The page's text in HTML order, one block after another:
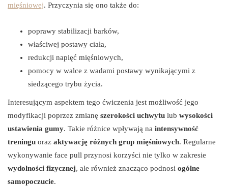
mięśniowej. Przyczynia się ono także do:
poprawy stabilizacji barków,
właściwej postawy ciała,
redukcji napięć mięśniowych,
pomocy w walce z wadami postawy wynikającymi z
siedzącego trybu życia.
Interesującym aspektem tego ćwiczenia jest możliwość jego
modyfikacji poprzez zmianę szerokości uchwytu lub wysokości
ustawienia gumy. Takie różnice wpływają na intensywność
treningu oraz aktywację różnych grup mięśniowych. Regularne
wykonywanie face pull przynosi korzyści nie tylko w zakresie
wydolności fizycznej, ale również znacząco podnosi ogólne
samopoczucie.